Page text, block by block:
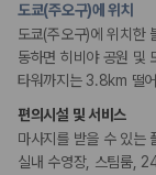
웰빙 및 피트니스
피트니스/헬스
사우나/스파
액티비티
수영장
도쿄(주오구)에 위치
도쿄(주오구)에 위치한
동하면 히비야 공원 및
타워까지는 3.8km 떨
편의시설 및 서비스
마사지를 받을 수 있는
실내 수영장, 스팀룸,